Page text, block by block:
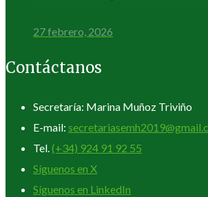
27 febrero, 2026
Contáctanos
Secretaría: Marina Muñoz Triviño
E-mail:
Tel. (+34) 924 91 92 55
Síguenos en X
Síguenos en LinkedIn